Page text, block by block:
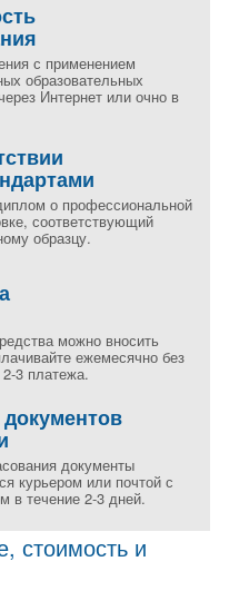
с применением
образовательных
Интернет или очно в
о профессиональной
соответствующий
образцу.
можно вносить
ежемесячно без
3 платежа.
документы
курьером или почтой с
в течение 2-3 дней.
стоимость и